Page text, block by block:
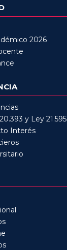
2026
y Ley 21.595
Interés